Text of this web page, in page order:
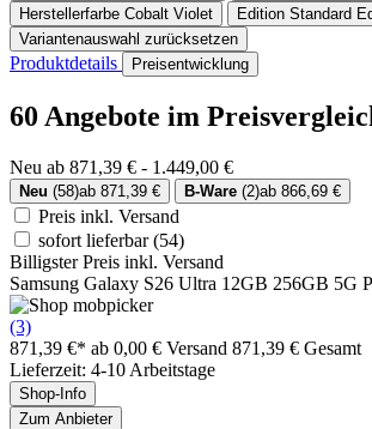
Herstellerfarbe Cobalt Violet Edition Standard
Variantenauswahl zurücksetzen
Produktdetails Preisentwicklung
60 Angebote im
Neu ab 871,39 € - 1.449,00 €
Neu (58)ab 871,39 € B-Ware (2)ab 866,69 €
Preis inkl. Versand
sofort lieferbar(54)
Billigster Preis inkl. Versand
Samsung Galaxy S26 Ultra 12GB 256GB 5G
(3)
871,39 €* ab 0,00 € Versand 871,39 € Gesamt
Lieferzeit: 4-10 Arbeitstage
Shop-Info
Zum Anbieter